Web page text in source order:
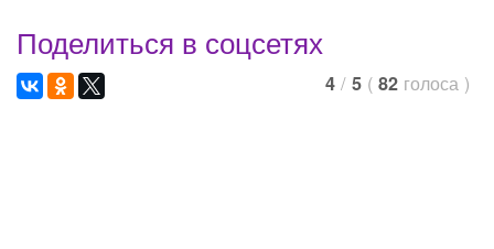
Поделиться в соцсетях
4 / 5 ( 82 голоса )